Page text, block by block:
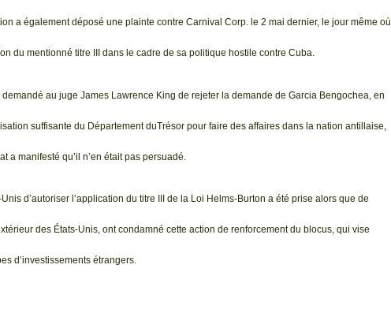
a également déposé une plainte contre Carnival Corp. le 2 mai dernier, le jour même où
du mentionné titre III dans le cadre de sa politique hostile contre Cuba.
au juge James Lawrence King de rejeter la demande de Garcia Bengochea, en
suffisante du Département duTrésor pour faire des affaires dans la nation antillaise,
a manifesté qu’il n’en était pas persuadé.
d’autoriser l’application du titre III de la Loi Helms-Burton a été prise alors que de
des États-Unis, ont condamné cette action de renforcement du blocus, qui vise
d’investissements étrangers.